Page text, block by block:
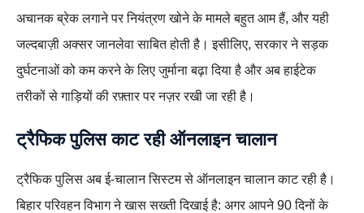
अचानक ब्रेक लगाने पर नियंत्रण खोने के मामले बहुत आम हैं, और यही
जल्दबाज़ी अक्सर जानलेवा साबित होती है। इसीलिए, सरकार ने सड़क
दुर्घटनाओं को कम करने के लिए जुर्माना बढ़ा दिया है और अब हाईटेक
तरीकों से गाड़ियों की रफ़्तार पर नज़र रखी जा रही है।
ट्रैफिक पुलिस काट रही ऑनलाइन चालान
ट्रैफिक पुलिस अब ई-चालान सिस्टम से ऑनलाइन चालान काट रही है।
बिहार परिवहन विभाग ने खास सख्ती दिखाई है: अगर आपने 90 दिनों के